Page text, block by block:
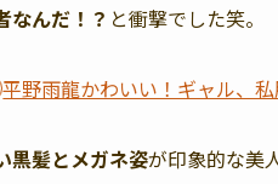
なんだ！？ と衝撃でした笑。
平野雨龍かわいい！ギャル、
黒髪とメガネ姿が印象的な美